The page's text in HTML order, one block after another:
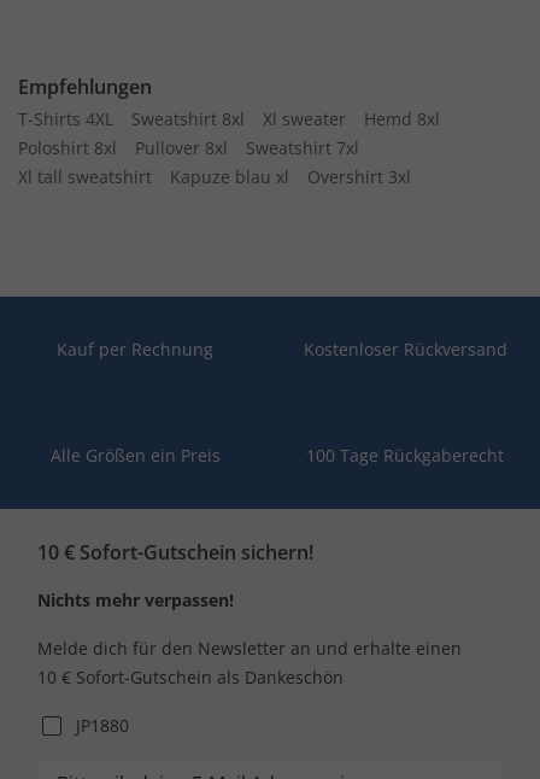
Empfehlungen
T-Shirts 4XL Sweatshirt 8xl Xl sweater
Hemd 8xl
Poloshirt 8xl
Pullover 8xl
Sweatshirt 7xl
Xl tall sweatshirt
Kapuze blau xl Overshirt 3xl
Kauf per Rechnung Kostenloser Rückversand
Alle Größen ein Preis 100 Tage Rückgaberecht
10 € Sofort-Gutschein sichern!
Nichts mehr verpassen!
Melde dich für den Newsletter an und erhalte einen
10 € Sofort-Gutschein als Dankeschön
JP1880